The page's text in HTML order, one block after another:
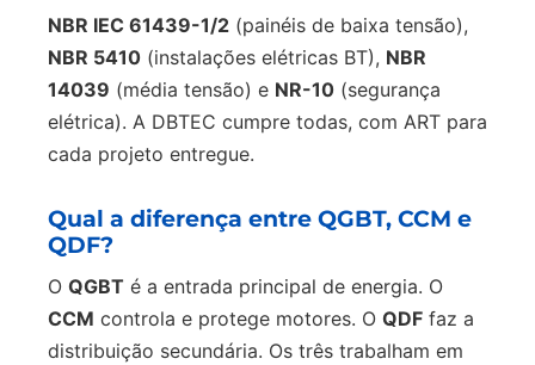
NBR IEC 61439-1/2 (painéis de baixa tensão),
NBR 5410 (instalações elétricas BT), NBR
14039 (média tensão) e NR-10 (segurança
elétrica). A DBTEC cumpre todas, com ART para
cada projeto entregue.
Qual a diferença entre QGBT, CCM e
QDF?
O QGBT é a entrada principal de energia. O
CCM controla e protege motores. O QDF faz a
distribuição secundária. Os três trabalham em